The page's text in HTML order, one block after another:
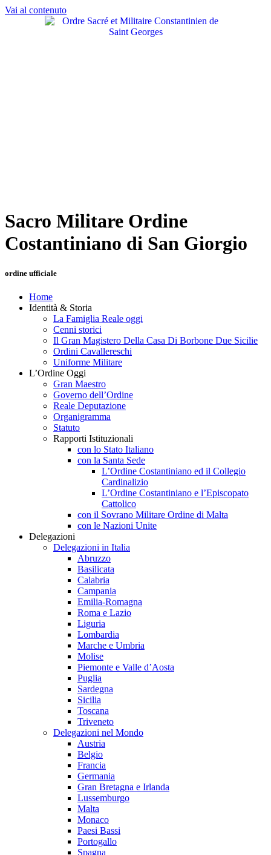
Vai al contenuto
Sacro Militare Ordine
Costantiniano di San Giorgio
ordine ufficiale
Home
Identità & Storia
La Famiglia Reale oggi
Cenni storici
Il Gran Magistero Della Casa Di Borbone Due Sicilie
Ordini Cavallereschi
Uniforme Militare
L’Ordine Oggi
Gran Maestro
Governo dell’Ordine
Reale Deputazione
Organigramma
Statuto
Rapporti Istituzionali
con lo Stato Italiano
con la Santa Sede
L’Ordine Costantiniano ed il Collegio
Cardinalizio
L’Ordine Costantiniano e l’Episcopato
Cattolico
con il Sovrano Militare Ordine di Malta
con le Nazioni Unite
Delegazioni
Delegazioni in Italia
Abruzzo
Basilicata
Calabria
Campania
Emilia-Romagna
Roma e Lazio
Liguria
Lombardia
Marche e Umbria
Molise
Piemonte e Valle d’Aosta
Puglia
Sardegna
Sicilia
Toscana
Triveneto
Delegazioni nel Mondo
Austria
Belgio
Francia
Germania
Gran Bretagna e Irlanda
Lussemburgo
Malta
Monaco
Paesi Bassi
Portogallo
Spagna